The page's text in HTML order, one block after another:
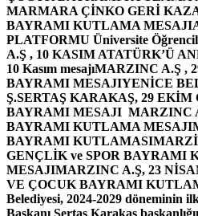
MARMARA ÇİNKO GERİ
BAYRAMI KUTLAMA MESAJI
PLATFORMU Üniversite
A.Ş , 10 KASIM ATATÜRK’Ü
10 Kasım mesajıMARZINC A.Ş ,
BAYRAMI MESAJIYENİCE
Ş.SERTAŞ KARAKAŞ, 29
BAYRAMI MESAJI MARZINC
BAYRAMI KUTLAMA MESAJI
BAYRAMI KUTLAMASI
GENÇLİK ve SPOR BAYRAMI
MESAJIMARZINC A.Ş, 23
VE ÇOCUK BAYRAMI
Belediyesi, 2024-2029 döneminin
Başkanı Sertaş Karakaş